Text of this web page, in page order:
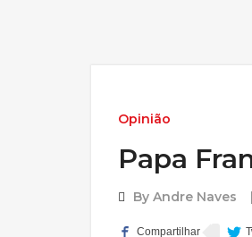
Opinião
Papa
By Andre Naves